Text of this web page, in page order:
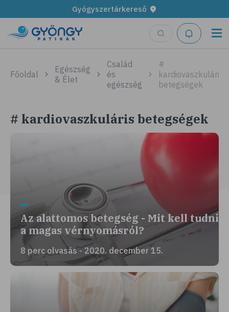
Gyógyszertárkereső
Főoldal
Egészség
& Élet
Család
és
egészség
#
kardiovaszkuláris
betegségek
# kardiovaszkuláris betegségek
Az alattomos betegség - Mit kell tudni
a magas vérnyomásról?
8 perc olvasás - 2020. december 15.